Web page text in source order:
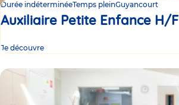
Durée indéterminéeTemps pleinGuyancourt
Auxiliaire Petite Enfance H/F
Je découvre